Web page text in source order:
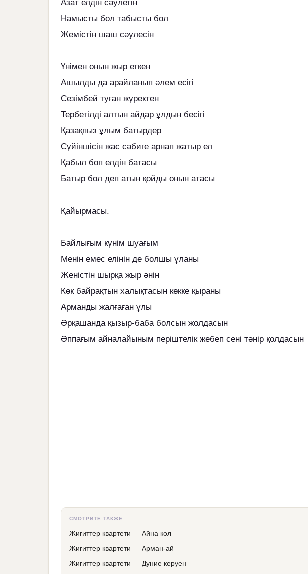
Азат елдін сәулетін
Намысты бол табысты бол
Жемістін шаш сәулесін
Үнімен онын жыр еткен
Ашылды да арайланып әлем есігі
Сезімбей туған жүректен
Тербетілді алтын айдар ұлдын бесігі
Қазақпыз ұлым батырдер
Сүйіншісін жас сәбиге арнап жатыр ел
Қабыл боп елдін батасы
Батыр бол деп атын қойды онын атасы
Қайырмасы.
Байлығым күнім шуағым
Менін емес елінін де болшы ұланы
Женістін шырқа жыр әнін
Көк байрақтын халықтасын көкке қыраны
Арманды жалғаған ұлы
Әрқашанда қызыр-баба болсын жолдасын
Әппағым айналайыным періштелік жебеп сені тәнір қолдасын
СМОТРИТЕ ТАКЖЕ:
Жигиттер квартети — Айна кол
Жигиттер квартети — Арман-ай
Жигиттер квартети — Дуние керуен